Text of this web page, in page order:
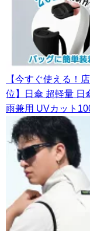
【今すぐ使える！
位】日傘 超軽量 日
雨兼用 UVカット